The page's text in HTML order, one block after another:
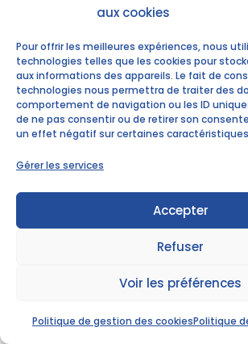
aux cookies
Pour offrir les meilleures expériences, nous
technologies telles que les cookies pour
aux informations des appareils. Le fait de
technologies nous permettra de traiter des
comportement de navigation ou les ID
de ne pas consentir ou de retirer son
un effet négatif sur certaines
Gérer les services
Accepter
Refuser
Voir les préférences
Politique de gestion des cookiesPolitique
tout public. Les locaux sont
aux personnes à mobilité
nous efforçons de trouver une
selon votre situation de